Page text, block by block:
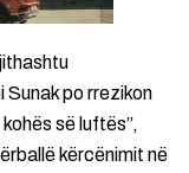
Sunak po rrezikon
së luftës”,
kërcënimit në